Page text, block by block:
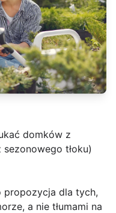
domków z
tłoku)
propozycja dla tych,
, a nie tłumami na